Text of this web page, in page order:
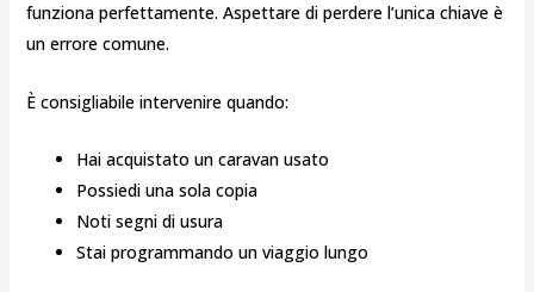
funziona perfettamente. Aspettare di perdere l’unica chiave è
un errore comune.
È consigliabile intervenire quando:
Hai acquistato un caravan usato
Possiedi una sola copia
Noti segni di usura
Stai programmando un viaggio lungo